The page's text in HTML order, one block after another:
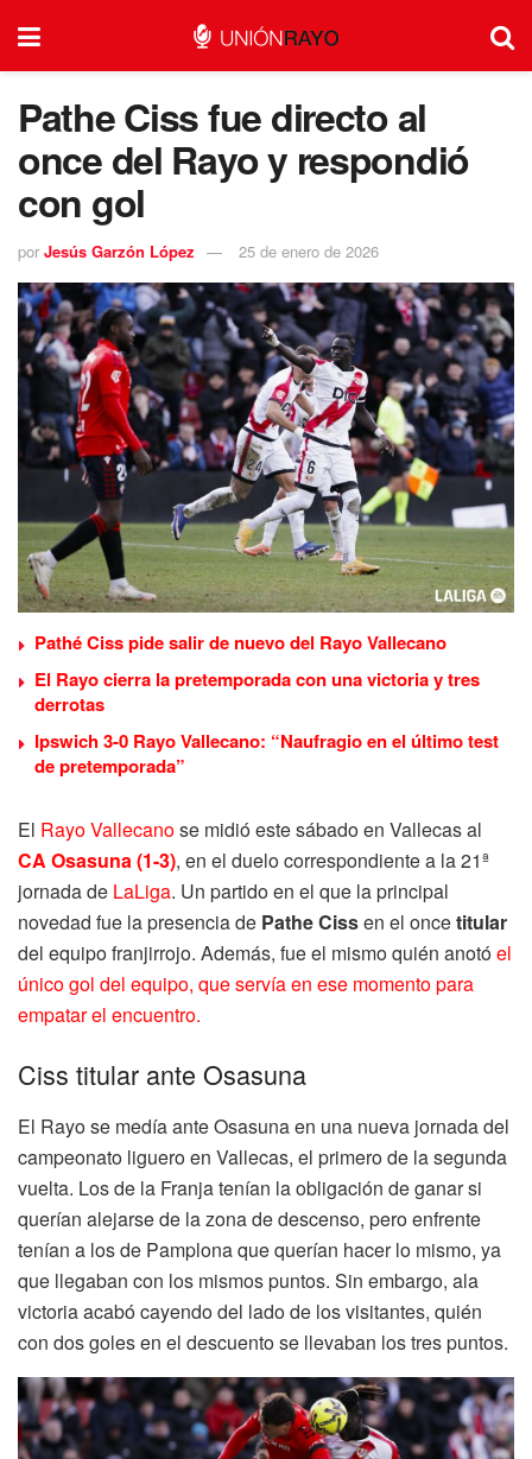
Pathe Ciss fue directo al
once del Rayo y respondió
con gol
por Jesús Garzón López 25 de enero de 2026
Pathé Ciss pide salir de nuevo del Rayo Vallecano
El Rayo cierra la pretemporada con una victoria y tres
derrotas
Ipswich 3-0 Rayo Vallecano: “Naufragio en el último test
de pretemporada”
El Rayo Vallecanose midió este sábado en Vallecas al
CA Osasuna (1-3), en el duelo correspondiente a la 21ª
jornada de LaLiga. Un partido en el que la principal
novedad fue la presencia de Pathe Cissen el oncetitular
del equipo franjirrojo. Además, fue el mismo quién anotóel
único gol del equipo, que servía en ese momento para
empatar el encuentro.
Ciss titular ante Osasuna
El Rayo se medía ante Osasuna en una nueva jornada del
campeonato liguero en Vallecas, el primero de la segunda
vuelta. Los de la Franja tenían la obligación de ganar si
querían alejarse de la zona de descenso, pero enfrente
tenían a los de Pamplona que querían hacer lo mismo, ya
que llegaban con los mismos puntos. Sin embargo, ala
victoria acabó cayendo del lado de los visitantes, quién
con dos goles en el descuento se llevaban los tres puntos.